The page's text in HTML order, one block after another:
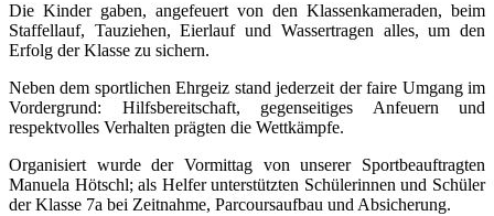
Die Kinder gaben, angefeuert von den Klassenkameraden, beim
Staffellauf, Tauziehen, Eierlauf und Wassertragen alles, um den
Erfolg der Klasse zu sichern.
Neben dem sportlichen Ehrgeiz stand jederzeit der faire Umgang im
Vordergrund: Hilfsbereitschaft, gegenseitiges Anfeuern und
respektvolles Verhalten prägten die Wettkämpfe.
Organisiert wurde der Vormittag von unserer Sportbeauftragten
Manuela Hötschl; als Helfer unterstützten Schülerinnen und Schüler
der Klasse 7a bei Zeitnahme, Parcoursaufbau und Absicherung.